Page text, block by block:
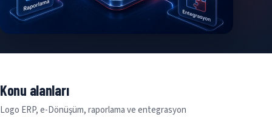
Konu alanları
Logo ERP, e-Dönüşüm, raporlama ve entegrasyon